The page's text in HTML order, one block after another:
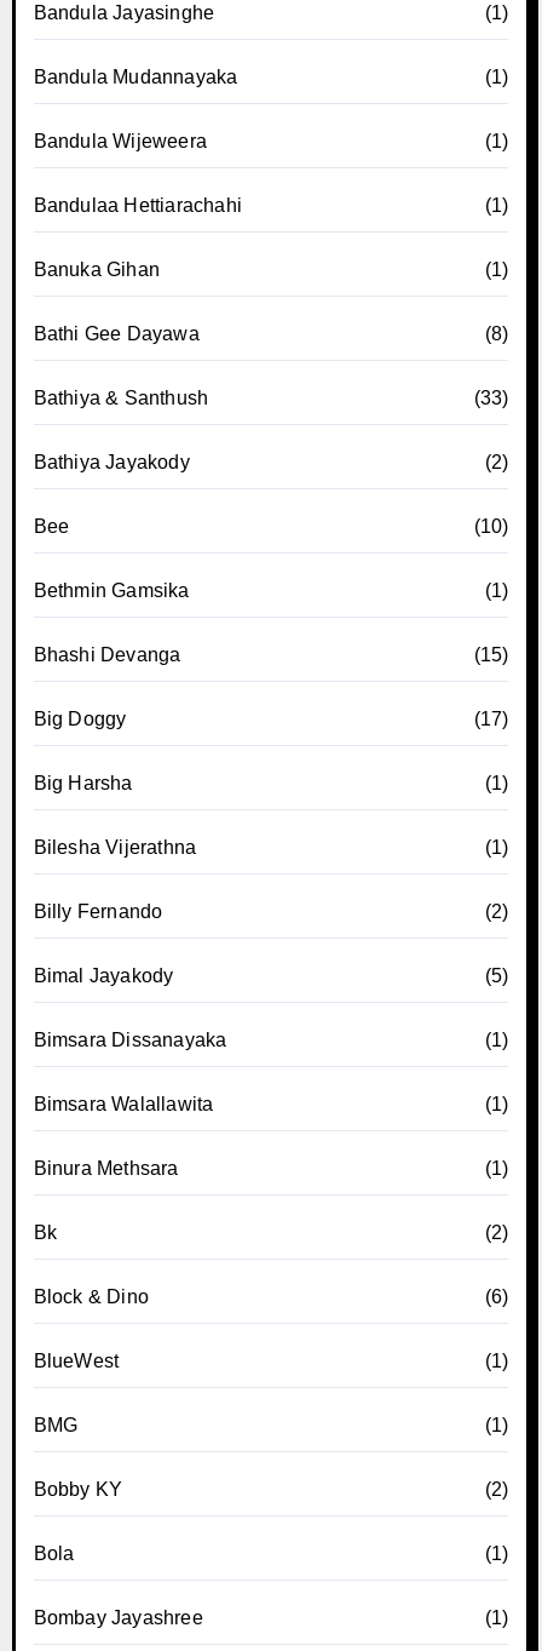
Bandula Jayasinghe (1)
Bandula Mudannayaka (1)
Bandula Wijeweera (1)
Bandulaa Hettiarachahi (1)
Banuka Gihan (1)
Bathi Gee Dayawa (8)
Bathiya & Santhush (33)
Bathiya Jayakody (2)
Bee (10)
Bethmin Gamsika (1)
Bhashi Devanga (15)
Big Doggy (17)
Big Harsha (1)
Bilesha Vijerathna (1)
Billy Fernando (2)
Bimal Jayakody (5)
Bimsara Dissanayaka (1)
Bimsara Walallawita (1)
Binura Methsara (1)
Bk (2)
Block & Dino (6)
BlueWest (1)
BMG (1)
Bobby KY (2)
Bola (1)
Bombay Jayashree (1)